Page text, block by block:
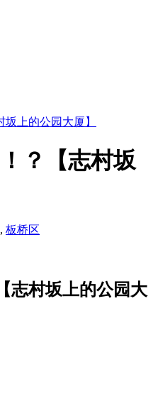
上的公园大厦】
？【志村坂
, 板桥区
志村坂上的公园大